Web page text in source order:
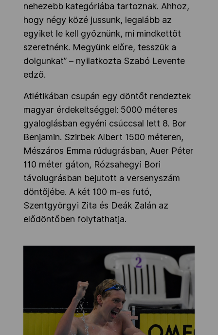
nehezebb kategóriába tartoznak. Ahhoz,
hogy négy közé jussunk, legalább az
egyiket le kell győznünk, mi mindkettőt
szeretnénk. Megyünk előre, tesszük a
dolgunkat” – nyilatkozta Szabó Levente
edző.
Atlétikában csupán egy döntőt rendeztek
magyar érdekeltséggel: 5000 méteres
gyaloglásban egyéni csúccsal lett 8. Bor
Benjamin. Szirbek Albert 1500 méteren,
Mészáros Emma rúdugrásban, Auer Péter
110 méter gáton, Rózsahegyi Bori
távolugrásban bejutott a versenyszám
döntőjébe. A két 100 m-es futó,
Szentgyörgyi Zita és Deák Zalán az
elődöntőben folytathatja.